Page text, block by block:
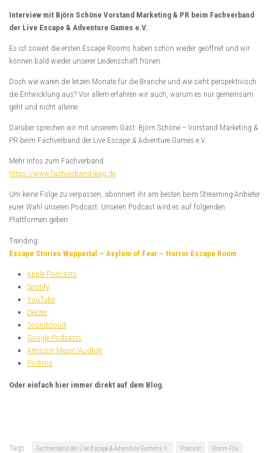
Interview mit Björn Schöne Vorstand Marketing & PR beim Fachverband
der Live Escape & Adventure Games e.V.
Es ist soweit die ersten Escape Rooms haben schon wieder geöffnet und wir
können bald wieder unserer Leidenschaft frönen.
Doch wie waren die letzen Monate für die Branche und wie sieht perspektivisch
die Entwicklung aus? Vor allem erfahren wir auch, warum es nur gemeinsam
geht und nicht alleine.
Darüber sprechen wir mit unserem Gast: Björn Schöne – Vorstand Marketing &
PR beim Fachverband der Live Escape & Adventure Games e.V.
Mehr Infos zum Fachverband:
https://www.fachverband-leag.de
Um keine Folge zu verpassen, abonniert ihr am besten beim Streaming-Anbieter
eurer Wahl unseren Podcast. Unseren Podcast wird es auf folgenden
Plattformen geben:
Trending:
Escape Stories Wuppertal – Asylum of Fear – Horror Escape Room
Apple Podcasts
Spotify
YouTube
Deezer
Soundcloud
Google Podcasts
Amazon Music/Audbile
Podimo
Oder einfach hier immer direkt auf dem Blog.
Tags: Fachverband der Live Escape & Adventure Games e.V. Podcast Room Fox